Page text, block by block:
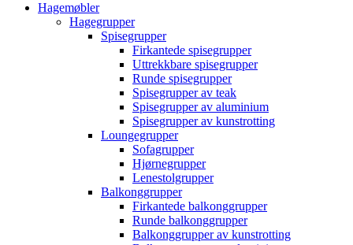
Hagemøbler
Hagegrupper
Spisegrupper
Firkantede spisegrupper
Uttrekkbare spisegrupper
Runde spisegrupper
Spisegrupper av teak
Spisegrupper av aluminium
Spisegrupper av kunstrotting
Loungegrupper
Sofagrupper
Hjørnegrupper
Lenestolgrupper
Balkonggrupper
Firkantede balkonggrupper
Runde balkonggrupper
Balkonggrupper av kunstrotting